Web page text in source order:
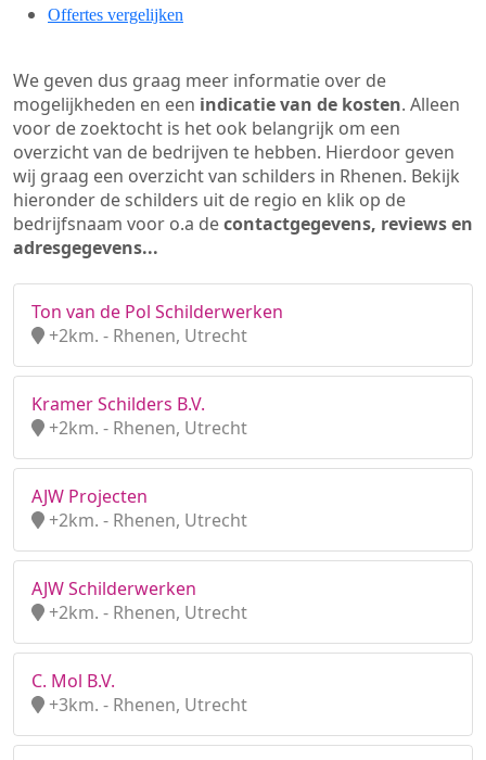
Offertes vergelijken
We geven dus graag meer informatie over de
mogelijkheden en een indicatie van de kosten. Alleen
voor de zoektocht is het ook belangrijk om een
overzicht van de bedrijven te hebben. Hierdoor geven
wij graag een overzicht van schilders in Rhenen. Bekijk
hieronder de schilders uit de regio en klik op de
bedrijfsnaam voor o.a decontactgegevens, reviews en
adresgegevens...
Ton van de Pol Schilderwerken
+2km. - Rhenen, Utrecht
Kramer Schilders B.V.
+2km. - Rhenen, Utrecht
AJW Projecten
+2km. - Rhenen, Utrecht
AJW Schilderwerken
+2km. - Rhenen, Utrecht
C. Mol B.V.
+3km. - Rhenen, Utrecht